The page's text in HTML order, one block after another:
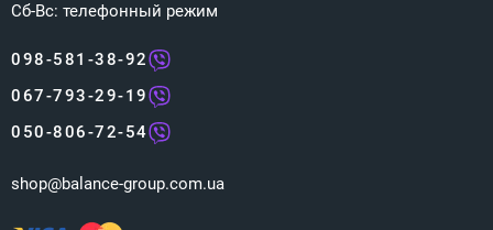
Сб-Вс: телефонный режим
098-581-38-92
067-793-29-19
050-806-72-54
shop@balance-group.com.ua